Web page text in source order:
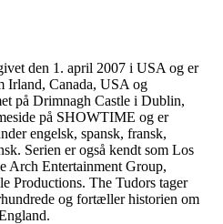
den 1. april 2007 i USA og er
Irland, Canada, USA og
på Drimnagh Castle i Dublin,
på SHOWTIME og er
engelsk, spansk, fransk,
Serien er også kendt som Los
Arch Entertainment Group,
Productions. The Tudors tager
og fortæller historien om